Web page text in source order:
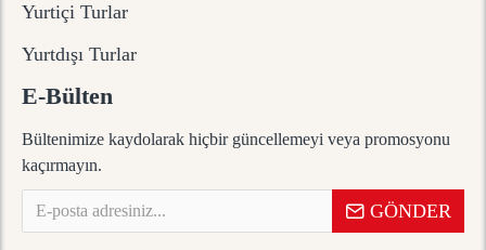
Yurtiçi Turlar
Yurtdışı Turlar
E-Bülten
Bültenimize kaydolarak hiçbir güncellemeyi veya promosyonu
kaçırmayın.
GÖNDER